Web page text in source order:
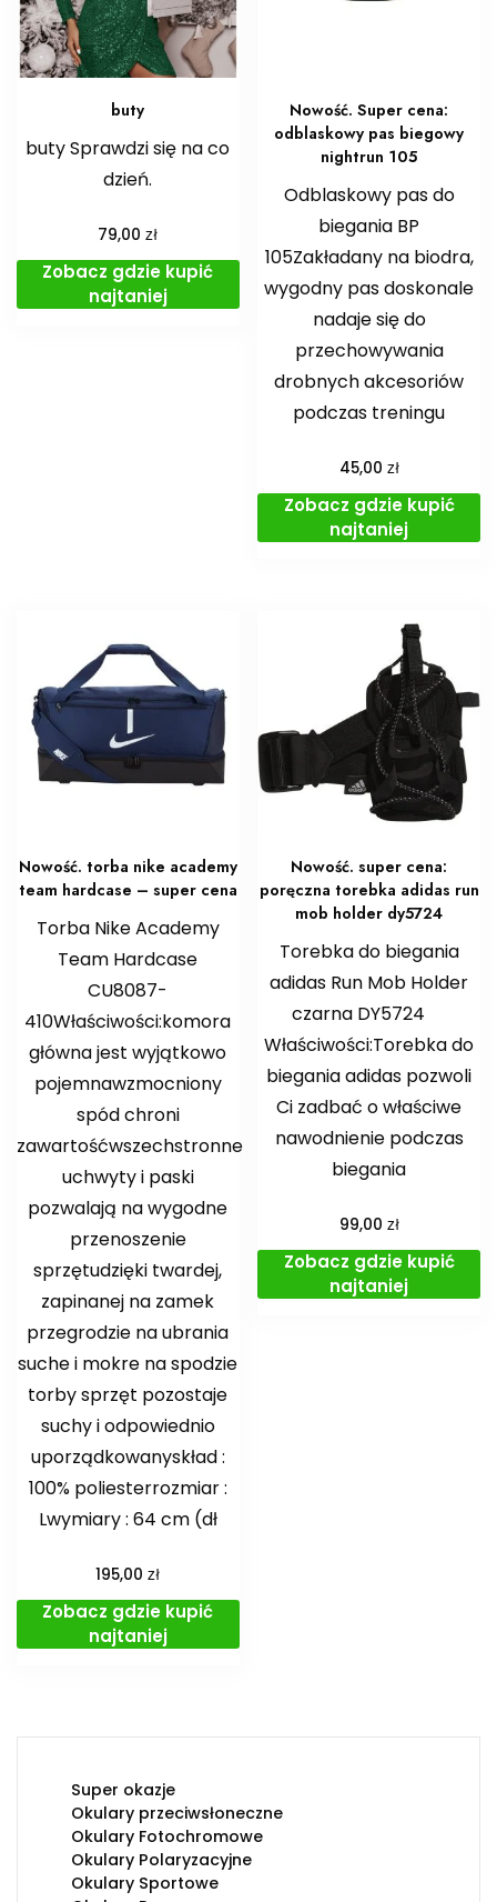
buty
buty Sprawdzi się na co
dzień.
79,00zł
Zobacz gdzie kupić
najtaniej
Nowość. Super cena:
odblaskowy pas biegowy
nightrun 105
Odblaskowy pas do
biegania BP
105Zakładany na biodra,
wygodny pas doskonale
nadaje się do
przechowywania
drobnych akcesoriów
podczas treningu
45,00 zł
Zobacz gdzie kupić
najtaniej
Nowość. torba nike academy
team hardcase – super cena
Torba Nike Academy
Team Hardcase
CU8087-
410Właściwości:komora
główna jest wyjątkowo
pojemnawzmocniony
spód chroni
zawartośćwszechstronne
uchwyty i paski
pozwalają na wygodne
przenoszenie
sprzętudzięki twardej,
zapinanej na zamek
przegrodzie na ubrania
suche i mokre na spodzie
torby sprzęt pozostaje
suchy i odpowiednio
uporządkowanyskład :
100% poliesterrozmiar :
Lwymiary : 64 cm (dł
195,00zł
Zobacz gdzie kupić
najtaniej
Nowość. super cena:
poręczna torebka adidas run
mob holder dy5724
Torebka do biegania
adidas Run Mob Holder
czarna DY5724
Właściwości:Torebka do
biegania adidas pozwoli
Ci zadbać o właściwe
nawodnienie podczas
biegania
99,00 zł
Zobacz gdzie kupić
najtaniej
Super okazje
Okulary przeciwsłoneczne
Okulary Fotochromowe
Okulary Polaryzacyjne
Okulary Sportowe